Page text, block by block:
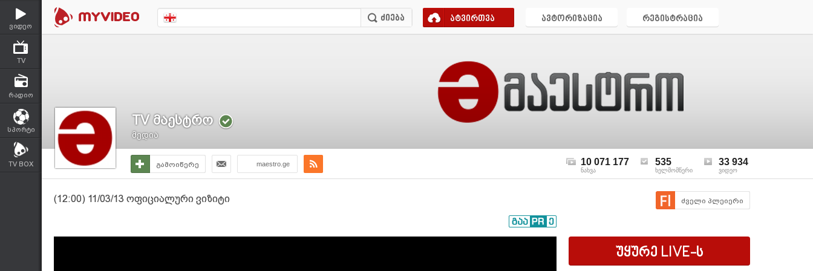
ვიდეო
TV
რადიო
სპორტი
TV BOX
ატვირთვა ავტორიზაცია რეგისტრაცია
TV მაესტრო
მედია
გამოიწერე maestro.ge 10 071 177
ნახვა
535
ხელმომწერი
33 934
ვიდეო
(12:00) 11/03/13 ოფიციალური ვიზიტი ძველი პლეიერი
უყურე LIVE-ს